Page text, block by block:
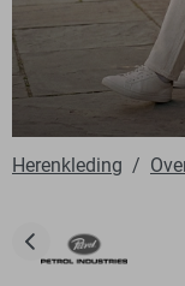
Herenkleding